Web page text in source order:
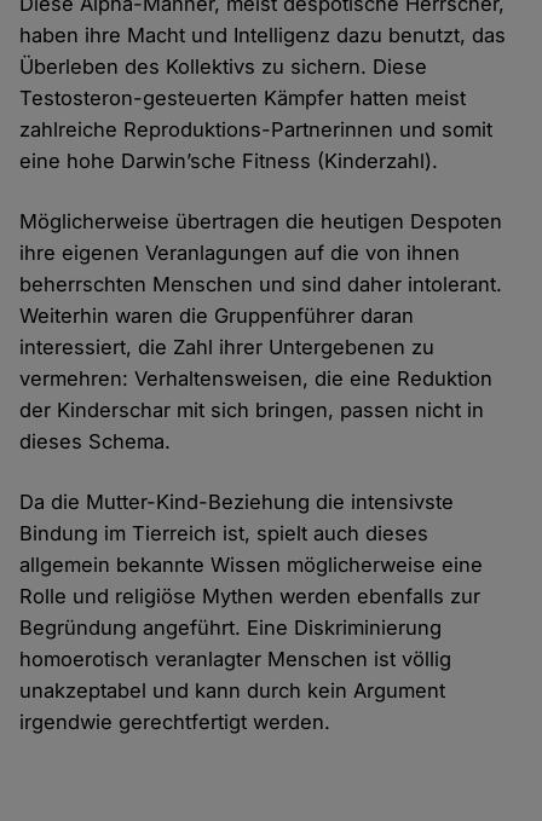
haben ihre Macht und Intelligenz dazu benutzt, das
Überleben des Kollektivs zu sichern. Diese
Testosteron-gesteuerten Kämpfer hatten meist
zahlreiche Reproduktions-Partnerinnen und somit
eine hohe Darwin’sche Fitness (Kinderzahl).
Möglicherweise übertragen die heutigen Despoten
ihre eigenen Veranlagungen auf die von ihnen
beherrschten Menschen und sind daher intolerant.
Weiterhin waren die Gruppenführer daran
interessiert, die Zahl ihrer Untergebenen zu
vermehren: Verhaltensweisen, die eine Reduktion
der Kinderschar mit sich bringen, passen nicht in
dieses Schema.
Da die Mutter-Kind-Beziehung die intensivste
Bindung im Tierreich ist, spielt auch dieses
allgemein bekannte Wissen möglicherweise eine
Rolle und religiöse Mythen werden ebenfalls zur
Begründung angeführt. Eine Diskriminierung
homoerotisch veranlagter Menschen ist völlig
unakzeptabel und kann durch kein Argument
irgendwie gerechtfertigt werden.